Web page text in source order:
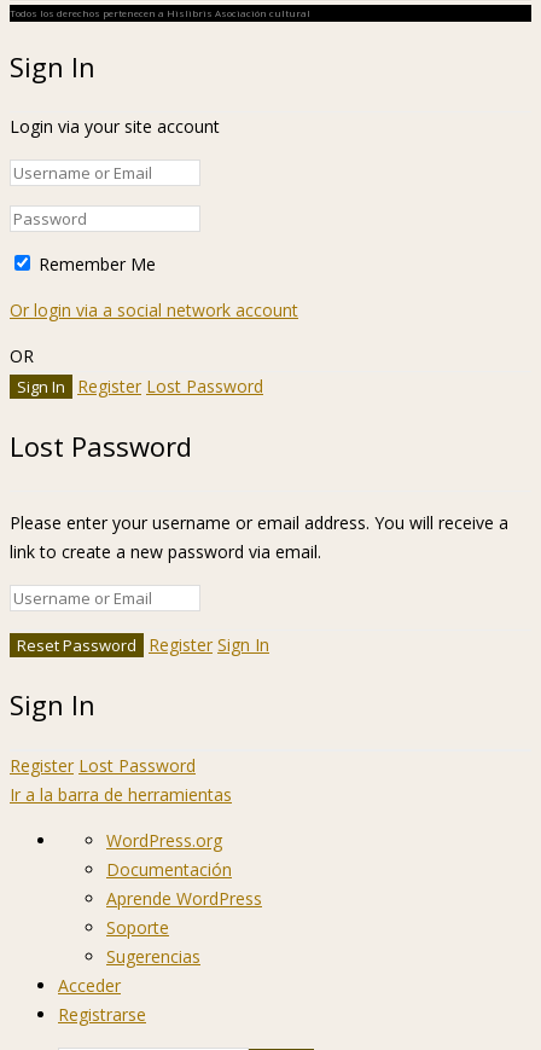
Todos los derechos pertenecen a Hislibris Asociación cultural
Sign In
Login via your site account
Remember Me
Or login via a social network account
OR
Register Lost Password
Lost Password
Please enter your username or email address. You will receive a
link to create a new password via email.
Register Sign In
Sign In
Register Lost Password
Ir a la barra de herramientas
Acerca
WordPress
WordPress.org
Documentación
Aprende WordPress
Soporte
Sugerencias
Acceder
Registrarse